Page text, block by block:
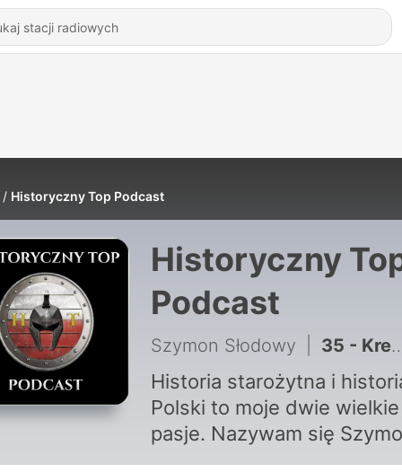
Historyczny Top Podcast
Historyczny
Podcast
Szymon Słodowy 35 - Krezus z Lidii - Najbogatszy człowiek w historii starożytności?
Historia starożytna i
Polski to moje dwie wielkie
pasje. Nazywam się
Słodowy i od dwóch lat